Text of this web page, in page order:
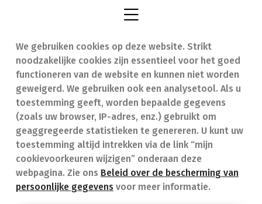
We gebruiken cookies op deze website. Strikt
noodzakelijke cookies zijn essentieel voor het goed
functioneren van de website en kunnen niet worden
geweigerd. We gebruiken ook een analysetool. Als u
toestemming geeft, worden bepaalde gegevens
(zoals uw browser, IP-adres, enz.) gebruikt om
geaggregeerde statistieken te genereren. U kunt uw
toestemming altijd intrekken via de link “mijn
cookievoorkeuren wijzigen” onderaan deze
webpagina. Zie ons Beleid over de bescherming van
persoonlijke gegevens voor meer informatie.
Vind een apotheek
Onze expertise
Ziekten
Geneesmiddelen
In geval van nood
Contact
Veelgestelde vragen
(FAQ)